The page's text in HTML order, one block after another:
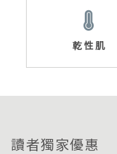
乾性肌
讀者獨家優惠